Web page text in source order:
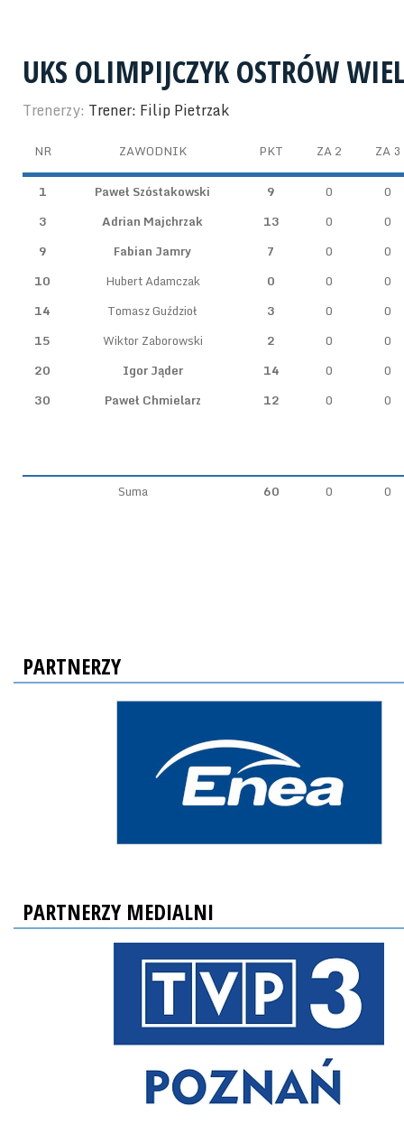
UKS OLIMPIJCZYK OSTRÓW
Trenerzy: Trener: Filip Pietrzak
NR ZAWODNIK PKT ZA 2 ZA 3
1 Paweł Szóstakowski 9 0
0
3
Adrian Majchrzak 13 0
0
9
Fabian Jamry 7 0
0
10
Hubert Adamczak 0 0
0
14
Tomasz Guździoł 3 0
0
15
Wiktor Zaborowski 2 0
0
20
Igor Jąder 14 0
0
30
Paweł Chmielarz 12 0 0
Suma 60 0 0
PARTNERZY
PARTNERZY MEDIALNI